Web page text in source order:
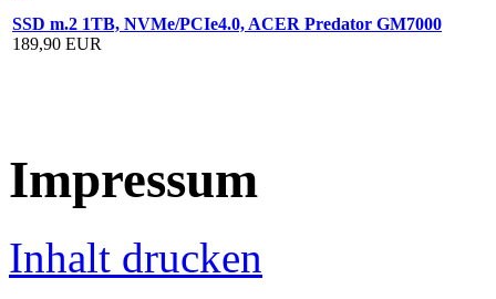
SSD m.2 1TB, NVMe/PCIe4.0, ACER Predator GM7000
189,90 EUR
Impressum
Inhalt drucken